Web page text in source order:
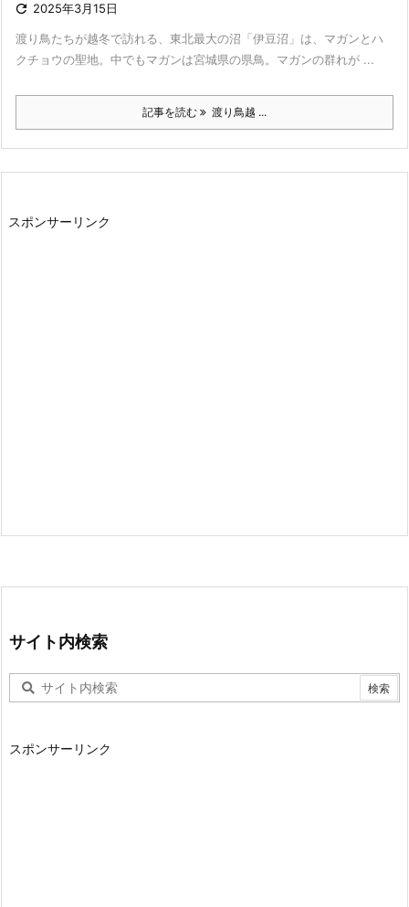
 2025年3月15日
渡り鳥たちが越冬で訪れる、東北最大の沼「伊豆沼」は、マガンとハ
クチョウの聖地。中でもマガンは宮城県の県鳥。マガンの群れが ...
記事を読む 渡り鳥越 ...
スポンサーリンク
サイト内検索
スポンサーリンク